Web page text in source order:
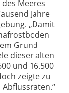
Meeres
Jahre
„Damit
Grund
dieser alten
und 16.500
zeigte zu